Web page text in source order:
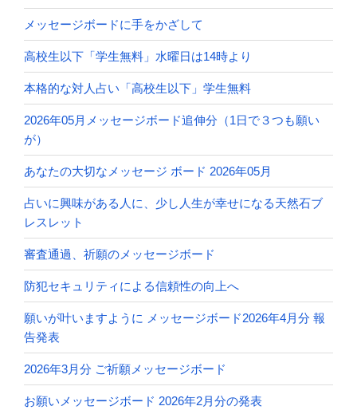
メッセージボードに手をかざして
高校生以下「学生無料」水曜日は14時より
本格的な対人占い「高校生以下」学生無料
2026年05月メッセージボード追伸分（1日で３つも願い
が）
あなたの大切なメッセージ ボード 2026年05月
占いに興味がある人に、少し人生が幸せになる天然石ブ
レスレット
審査通過、祈願のメッセージボード
防犯セキュリティによる信頼性の向上へ
願いが叶いますように メッセージボード2026年4月分 報
告発表
2026年3月分 ご祈願メッセージボード
お願いメッセージボード 2026年2月分の発表